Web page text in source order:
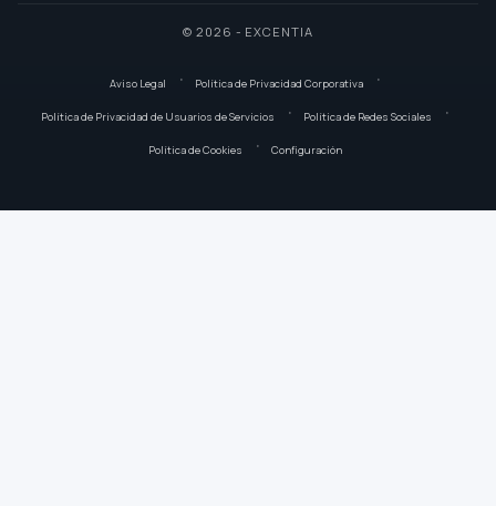
© 2026 - EXCENTIA
Aviso Legal Política de Privacidad Corporativa
Política de Privacidad de Usuarios de Servicios Política de Redes Sociales
Política de Cookies Configuración